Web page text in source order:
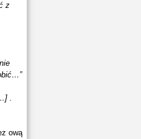
z
.
ową